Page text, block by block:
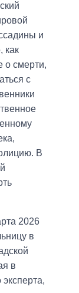
и
как
о смерти,
с
В
2026
в
в